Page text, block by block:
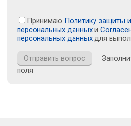
Принимаю Политику защиты
персональных данных и
персональных данных для
поля